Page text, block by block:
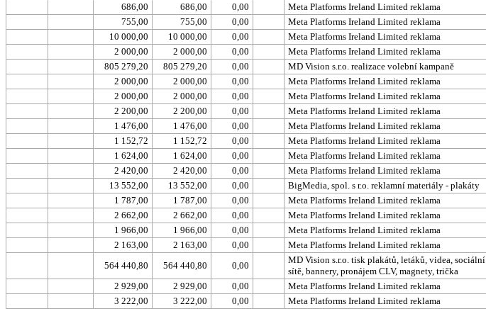
686,00
686,00 0,00
Meta Platforms Ireland Limited reklama
755,00
755,00 0,00
Meta Platforms Ireland Limited reklama
10 000,00
10 000,00 0,00
Meta Platforms Ireland Limited reklama
2 000,00
2 000,00 0,00
Meta Platforms Ireland Limited reklama
805 279,20
805 279,20 0,00
MD Vision s.r.o. realizace volební kampaně
2 000,00
2 000,00 0,00
Meta Platforms Ireland Limited reklama
2 000,00
2 000,00 0,00
Meta Platforms Ireland Limited reklama
2 200,00
2 200,00 0,00
Meta Platforms Ireland Limited reklama
1 476,00
1 476,00 0,00
Meta Platforms Ireland Limited reklama
1 152,72
1 152,72 0,00
Meta Platforms Ireland Limited reklama
1 624,00
1 624,00 0,00
Meta Platforms Ireland Limited reklama
2 420,00
2 420,00 0,00
Meta Platforms Ireland Limited reklama
13 552,00
13 552,00 0,00
BigMedia, spol. s r.o. reklamní materiály - plakáty
1 787,00
1 787,00 0,00
Meta Platforms Ireland Limited reklama
2 662,00
2 662,00 0,00
Meta Platforms Ireland Limited reklama
1 966,00
1 966,00 0,00
Meta Platforms Ireland Limited reklama
2 163,00
2 163,00 0,00
Meta Platforms Ireland Limited reklama
564 440,80
564 440,80 0,00
MD Vision s.r.o. tisk plakátů, letáků, videa, sociální
sítě, bannery, pronájem CLV, magnety, trička
2 929,00
2 929,00 0,00
Meta Platforms Ireland Limited reklama
3 222,00
3 222,00 0,00
Meta Platforms Ireland Limited reklama